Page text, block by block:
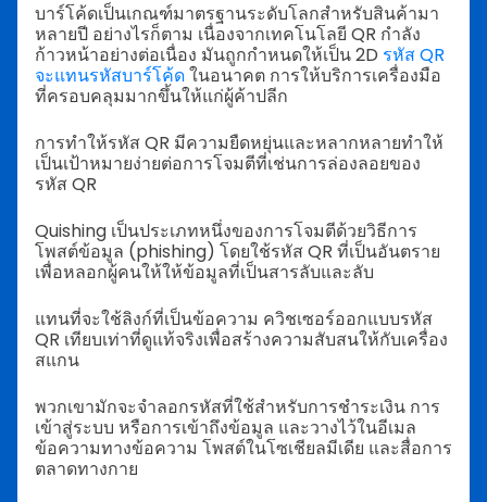
บาร์โค้ดเป็นเกณฑ์มาตรฐานระดับโลกสำหรับสินค้ามา
หลายปี อย่างไรก็ตาม เนื่องจากเทคโนโลยี QR กำลัง
ก้าวหน้าอย่างต่อเนื่อง มันถูกกำหนดให้เป็น 2D รหัส QR
จะแทนรหัสบาร์โค้ดในอนาคต การให้บริการเครื่องมือ
ที่ครอบคลุมมากขึ้นให้แก่ผู้ค้าปลีก
การทำให้รหัส QR มีความยืดหยุ่นและหลากหลายทำให้
เป็นเป้าหมายง่ายต่อการโจมตีที่เช่นการล่องลอยของ
รหัส QR
Quishing เป็นประเภทหนึ่งของการโจมตีด้วยวิธีการ
โพสต์ข้อมูล (phishing) โดยใช้รหัส QR ที่เป็นอันตราย
เพื่อหลอกผู้คนให้ให้ข้อมูลที่เป็นสารลับและลับ
แทนที่จะใช้ลิงก์ที่เป็นข้อความ ควิชเซอร์ออกแบบรหัส
QR เทียบเท่าที่ดูแท้จริงเพื่อสร้างความสับสนให้กับเครื่อง
สแกน
พวกเขามักจะจำลอกรหัสที่ใช้สำหรับการชำระเงิน การ
เข้าสู่ระบบ หรือการเข้าถึงข้อมูล และวางไว้ในอีเมล
ข้อความทางข้อความ โพสต์ในโซเชียลมีเดีย และสื่อการ
ตลาดทางกาย